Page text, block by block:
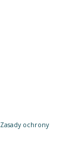
Zasady ochrony